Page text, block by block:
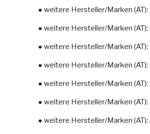
● weitere Hersteller/Marken (AT):
● weitere Hersteller/Marken (AT):
● weitere Hersteller/Marken (AT):
● weitere Hersteller/Marken (AT):
● weitere Hersteller/Marken (AT):
● weitere Hersteller/Marken (AT):
● weitere Hersteller/Marken (AT):